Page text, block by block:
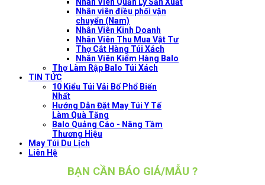
Nhân viên điều phối vận
chuyển (Nam)
Nhân Viên Kinh Doanh
Nhân Viên Thu Mua Vật Tư
Thợ Cắt Hàng Túi Xách
Nhân Viên Kiểm Hàng Balo
Thợ Làm Rập Balo Túi Xách
TIN TỨC
10 Kiểu Túi Vải Bố Phổ Biến
Nhất
Hướng Dẫn Đặt May Túi Y Tế
Làm Quà Tặng
Balo Quảng Cáo - Nâng Tầm
Thương Hiệu
May Túi Du Lịch
Liên Hệ
BẠN CẦN BÁO GIÁ/MẪU ?